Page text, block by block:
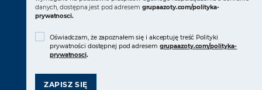
danych, dostępna jest pod adresem grupaazoty.com/polityka-
prywatnosci.
Oświadczam, że zapoznałem się i akceptuję treść Polityki
prywatności dostępnej pod adresem grupaazoty.com/polityka-
prywatnosci.
ZAPISZ SIĘ